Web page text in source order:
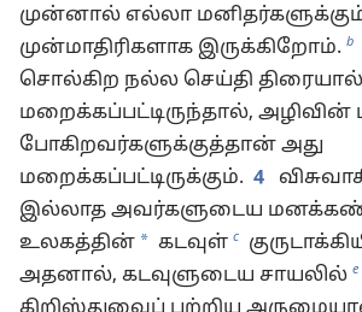
முன்னால் எல்லா
முன்மாதிரிகளாக இருக்கிறோம். b
சொல்கிற நல்ல செய்தி திரையால்
மறைக்கப்பட்டிருந்தால், அழிவின்
போகிறவர்களுக்குத்தான் அது
மறைக்கப்பட்டிருக்கும். 4
இல்லாத அவர்களுடைய
உலகத்தின் * கடவுள் c
அதனால், கடவுளுடைய சாயலில் e